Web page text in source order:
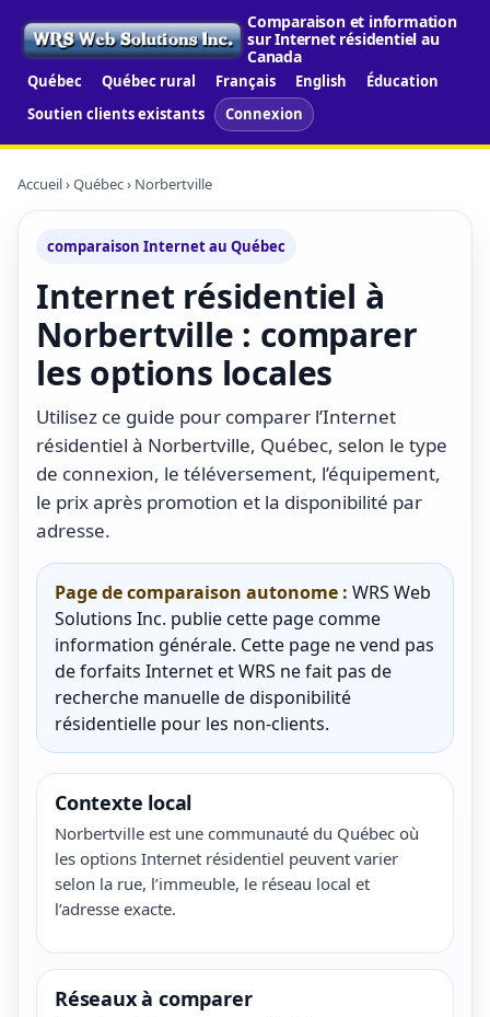
Comparaison et information
sur Internet résidentiel au
Canada
Québec Québec rural Français English
Éducation
Soutien clients existants
Connexion
Accueil›Québec› Norbertville
comparaison Internet au Québec
Internet résidentiel à
Norbertville : comparer
les options locales
Utilisez ce guide pour comparer l’Internet
résidentiel à Norbertville, Québec, selon le type
de connexion, le téléversement, l’équipement,
le prix après promotion et la disponibilité par
adresse.
Page de comparaison autonome : WRS Web
Solutions Inc. publie cette page comme
information générale. Cette page ne vend pas
de forfaits Internet et WRS ne fait pas de
recherche manuelle de disponibilité
résidentielle pour les non-clients.
Contexte local
Norbertville est une communauté du Québec où
les options Internet résidentiel peuvent varier
selon la rue, l’immeuble, le réseau local et
l’adresse exacte.
Réseaux à comparer